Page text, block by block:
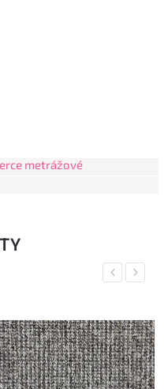
metrážové
Previous
Next